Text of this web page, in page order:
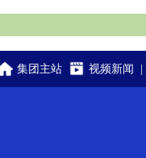
集团主站 视频新闻